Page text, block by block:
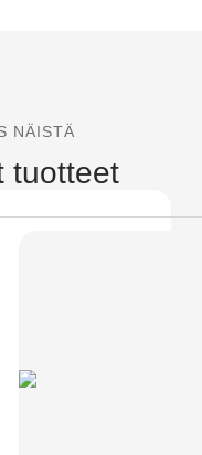
NÄISTÄ
tuotteet